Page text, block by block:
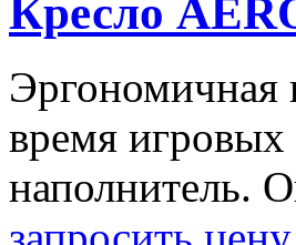
Кресло
Эргономичная
время
наполнитель.